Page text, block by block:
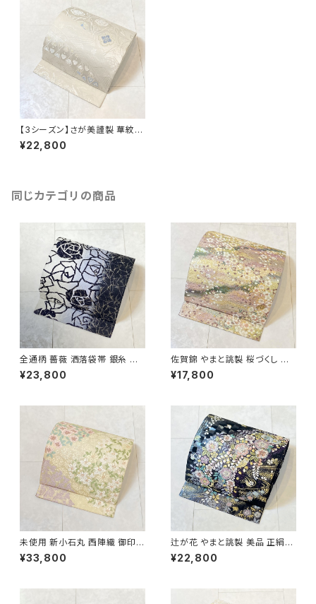
【3シーズン】さが美謹製 華紋
唐織 袋帯 正絹 金銀糸 白 水色
オフホワイト 618
¥22,800
同じカテゴリの商品
全通柄 薔薇 洒落袋帯 銀糸 長
尺 正絹 白 黒 青紫 659
¥23,800
佐賀錦 やまと誂製 桜づくし 袋
帯 正絹 金銀糸 ラメ ピンク 白
722
¥17,800
未使用 新小石丸 西陣織 御印華
唐織 花柄 袋帯 正絹 金糸 白 ク
リーム ピンク 紫 576
¥33,800
辻が花 やまと誂製 美品 正絹
金糸 袋帯 黒 紺 紫 パステルカ
ラー 702
¥22,800